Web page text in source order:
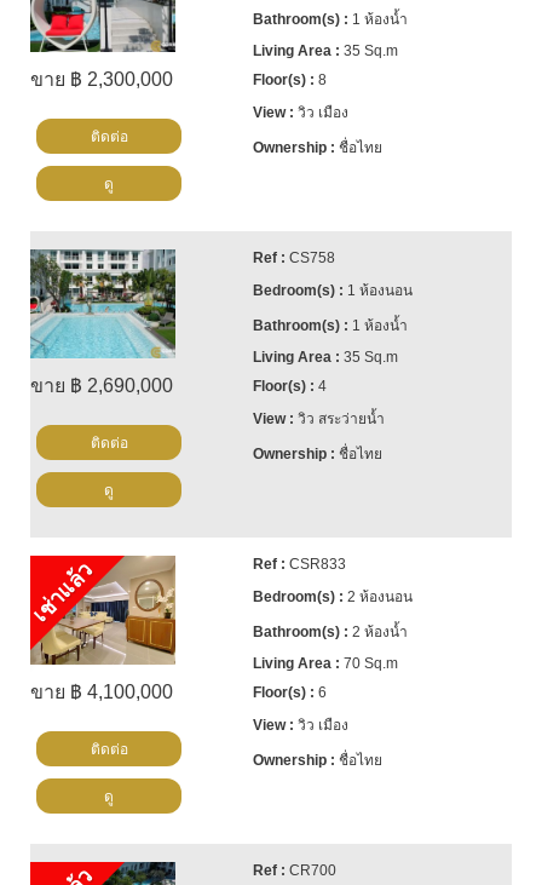
ขาย ฿ 2,300,000
1 ห้องน้ำ
35 Sq.m
8
วิว เมือง
ชื่อไทย
ติดต่อ
ดู
ขาย ฿ 2,690,000
CS758
1 ห้องนอน
1 ห้องน้ำ
35 Sq.m
4
วิว สระว่ายน้ำ
ชื่อไทย
ติดต่อ
ดู
เช่าแล้ว
ขาย ฿ 4,100,000
CSR833
2 ห้องนอน
2 ห้องน้ำ
70 Sq.m
6
วิว เมือง
ชื่อไทย
ติดต่อ
ดู
CR700